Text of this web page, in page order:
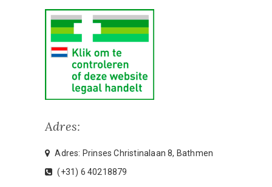
Adres:
Adres: Prinses Christinalaan 8, Bathmen
(+31) 6 40218879